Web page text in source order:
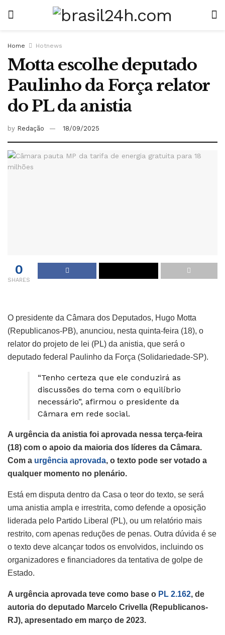
Home Hotnews
Motta escolhe deputado
Paulinho da Força relator
do PL da anistia
by Redação 18/09/2025
0
SHARES
O presidente da Câmara dos Deputados, Hugo Motta
(Republicanos-PB), anunciou, nesta quinta-feira (18), o
relator do projeto de lei (PL) da anistia, que será o
deputado federal Paulinho da Força (Solidariedade-SP).
“Tenho certeza que ele conduzirá as
discussões do tema com o equilíbrio
necessário”, afirmou o presidente da
Câmara em rede social.
A urgência da anistia foi aprovada nessa terça-feira
(18) com o apoio da maioria dos líderes da Câmara.
Com a urgência aprovada, o texto pode ser votado a
qualquer momento no plenário.
Está em disputa dentro da Casa o teor do texto, se será
uma anistia ampla e irrestrita, como defende a oposição
liderada pelo Partido Liberal (PL), ou um relatório mais
restrito, com apenas reduções de penas. Outra dúvida é se
o texto deve alcançar todos os envolvidos, incluindo os
organizadores e financiadores da tentativa de golpe de
Estado.
A urgência aprovada teve como base o PL 2.162, de
autoria do deputado Marcelo Crivella (Republicanos-
RJ), apresentado em março de 2023.